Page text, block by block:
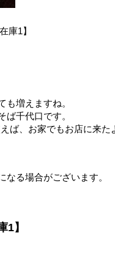
庫1】
増えますね。
千代口です。
ば、お家でもお店に来
る場合がございます。
】